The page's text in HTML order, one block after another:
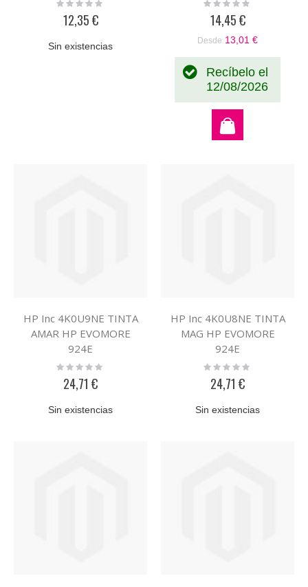
12,35 €
Sin existencias
14,45 €
Desde 13,01 €
Recíbelo el
12/08/2026
HP Inc 4K0U9NE TINTA
AMAR HP EVOMORE
924E
Rating:
24,71 €
Sin existencias
HP Inc 4K0U8NE TINTA
MAG HP EVOMORE
924E
Rating:
24,71 €
Sin existencias